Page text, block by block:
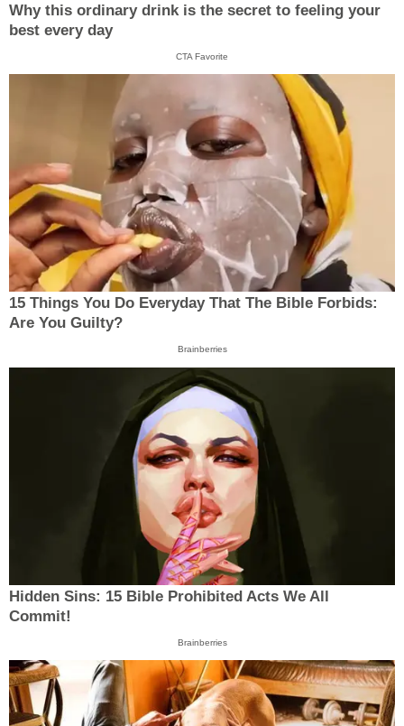
Why this ordinary drink is the secret to feeling your
best every day
CTA Favorite
15 Things You Do Everyday That The Bible Forbids:
Are You Guilty?
Brainberries
Hidden Sins: 15 Bible Prohibited Acts We All
Commit!
Brainberries